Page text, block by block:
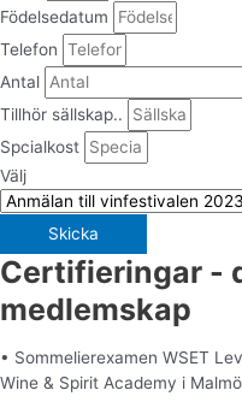
Födelsedatum
Telefon
Antal
Tillhör sällskap..
Spcialkost
Välj
Skicka
Certifieringar -
medlemskap
• Sommelierexamen WSET
Wine & Spirit Academy i Malmö